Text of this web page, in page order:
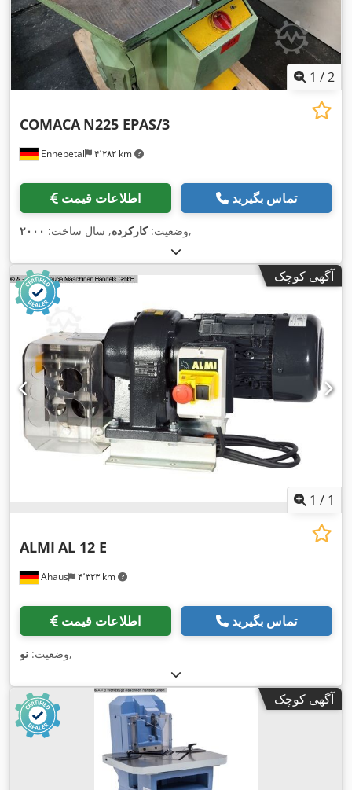
1 /2
Ennepetal ۴٬۲۸۲ km
COMACA N225 EPAS/3
اطلاعات قیمت تماس بگیرید
وضعیت:کارکرده, سال ساخت: ۲۰۰۰ ,
آگهی کوچک
1 / 1
Ahaus ۴٬۳۲۳ km
ALMI AL 12 E
اطلاعات قیمت تماس بگیرید
وضعیت: نو ,
آگهی کوچک